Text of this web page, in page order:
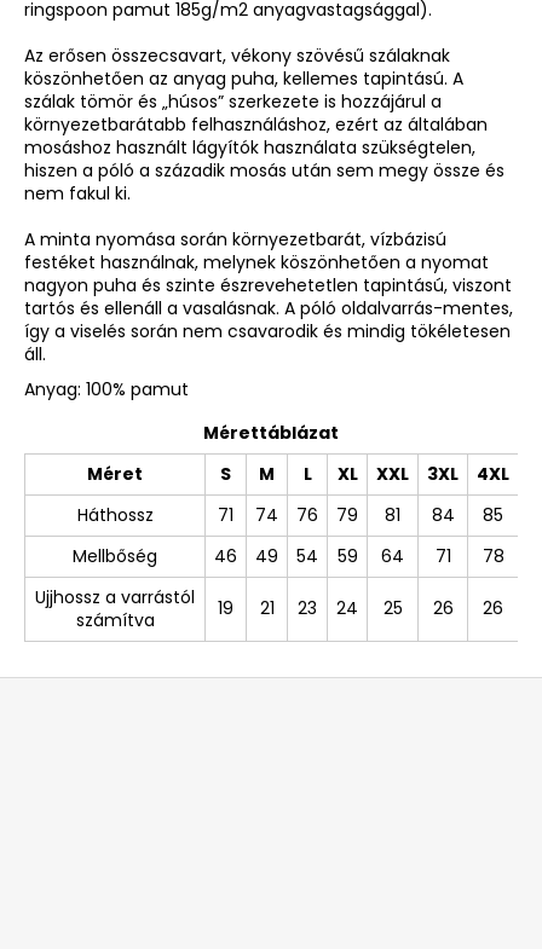
ringspoon pamut 185g/m2 anyagvastagsággal).
Az erősen összecsavart, vékony szövésű szálaknak
köszönhetően az anyag puha, kellemes tapintású. A
szálak tömör és „húsos” szerkezete is hozzájárul a
környezetbarátabb felhasználáshoz, ezért az általában
mosáshoz használt lágyítók használata szükségtelen,
hiszen a póló a századik mosás után sem megy össze és
nem fakul ki.
A minta nyomása során környezetbarát, vízbázisú
festéket használnak, melynek köszönhetően a nyomat
nagyon puha és szinte észrevehetetlen tapintású, viszont
tartós és ellenáll a vasalásnak. A póló oldalvarrás-mentes,
így a viselés során nem csavarodik és mindig tökéletesen
áll.
Anyag: 100% pamut
Mérettáblázat
Méret
S M L XL XXL 3XL
4XL
Háthossz
71 74 76 79 81 84
85
Mellbőség
46 49 54 59 64 71
78
Ujjhossz a varrástól
számítva
19 21 23 24 25 26 26
L